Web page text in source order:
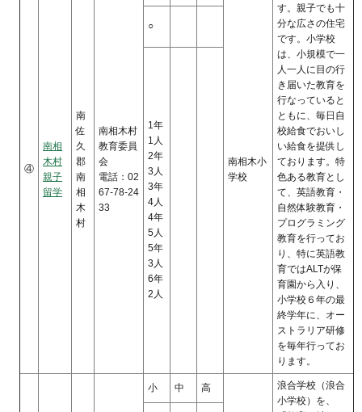
④
南相
木村
親子
留学
南
佐
久
郡
南
相
木
村
南相木村
教育委員
会
電話：02
67-78-24
33
南相木小
学校
す。親子でも十
分な広さの住宅
です。小学校
は、小規模で一
人一人に目の行
き届いた教育を
行なっていると
ともに、毎日自
校給食でおいし
い給食を提供し
ております。特
色ある教育とし
て、英語教育・
自然体験教育・
プログラミング
教育を行ってお
り、特に英語教
育ではALTが保
育園から入り、
小学校６年の最
終学年に、オー
ストラリア研修
を毎年行ってお
ります。
○
1年
1人
2年
3人
3年
4人
4年
5人
5年
3人
6年
2人
小 中 高
浪合学校（浪合
小学校）を、